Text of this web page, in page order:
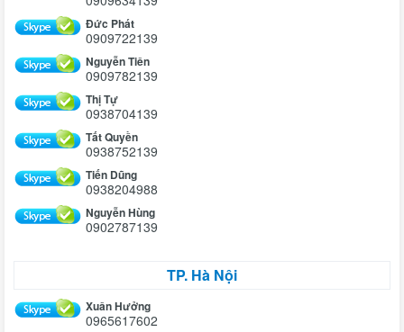
Đức Phát
0909722139
Nguyễn Tiên
0909782139
Thị Tự
0938704139
Tất Quyền
0938752139
Tiến Dũng
0938204988
Nguyễn Hùng
0902787139
TP. Hà Nội
Xuân Hưởng
0965617602